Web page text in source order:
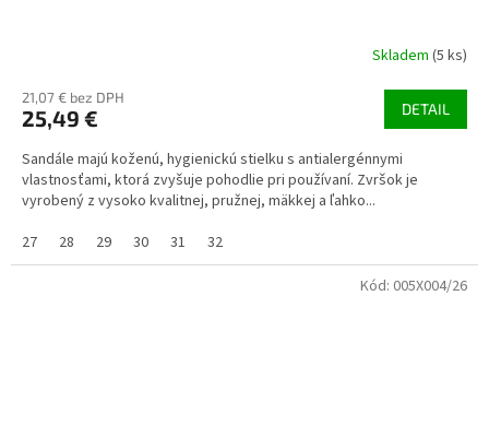
Skladem (5 ks)
21,07 € bez DPH
25,49 € DETAIL
Sandále majú koženú, hygienickú stielku s antialergénnymi
vlastnosťami, ktorá zvyšuje pohodlie pri používaní. Zvršok je
vyrobený z vysoko kvalitnej, pružnej, mäkkej a ľahko...
27
28 29 30 31 32
Kód: 005X004/26